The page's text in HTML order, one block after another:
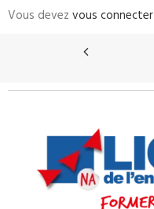
Vous devez vous connecter